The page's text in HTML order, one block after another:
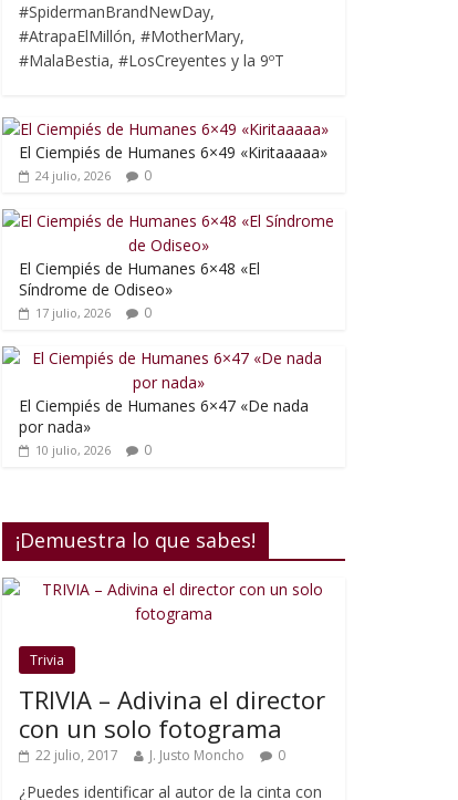
#SpidermanBrandNewDay,
#AtrapaElMillón, #MotherMary,
#MalaBestia, #LosCreyentes y la 9ºT
El Ciempiés de Humanes 6×49 «Kiritaaaaa»
24 julio, 2026 0
El Ciempiés de Humanes 6×48 «El
Síndrome de Odiseo»
17 julio, 2026 0
El Ciempiés de Humanes 6×47 «De nada
por nada»
10 julio, 2026 0
¡Demuestra lo que sabes!
Trivia
TRIVIA – Adivina el director
con un solo fotograma
22 julio, 2017 J. Justo Moncho 0
¿Puedes identificar al autor de la cinta con